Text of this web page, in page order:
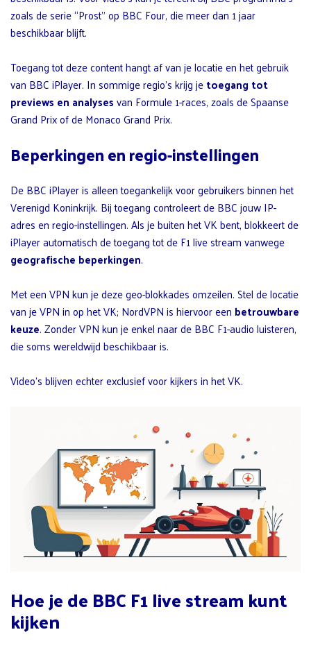
zoals de serie “Prost” op BBC Four, die meer dan 1 jaar
beschikbaar blijft.
Toegang tot deze content hangt af van je locatie en het gebruik
van BBC iPlayer. In sommige regio’s krijg jetoegang tot
previews en analysesvan Formule 1-races, zoals de Spaanse
Grand Prix of de Monaco Grand Prix.
Beperkingen en regio-instellingen
De BBC iPlayer is alleen toegankelijk voor gebruikers binnen het
Verenigd Koninkrijk. Bij toegang controleert de BBC jouw IP-
adres en regio-instellingen. Als je buiten het VK bent, blokkeert de
iPlayer automatisch de toegang tot de F1 live stream vanwege
geografische beperkingen.
Met een VPN kun je deze geo-blokkades omzeilen. Stel de locatie
van je VPN in op het VK; NordVPN is hiervoor een betrouwbare
keuze. Zonder VPN kun je enkel naar de BBC F1-audio luisteren,
die soms wereldwijd beschikbaar is.
Video’s blijven echter exclusief voor kijkers in het VK.
Hoe je de BBC F1 live stream kunt
kijken